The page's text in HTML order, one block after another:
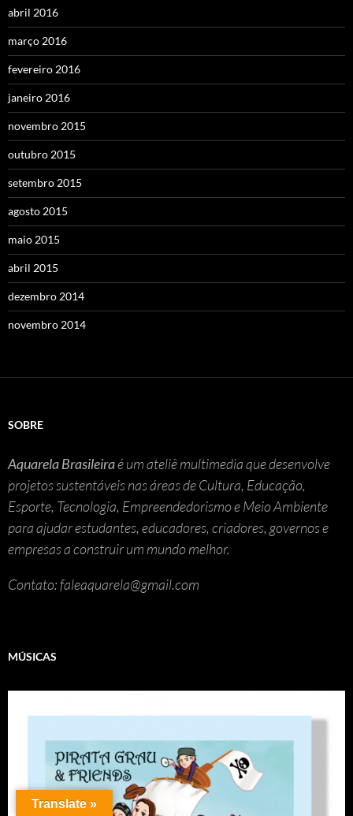
abril 2016
março 2016
fevereiro 2016
janeiro 2016
novembro 2015
outubro 2015
setembro 2015
agosto 2015
maio 2015
abril 2015
dezembro 2014
novembro 2014
SOBRE
Aquarela Brasileiraé um ateliê multimedia que desenvolve
projetos sustentáveis nas áreas de Cultura, Educação,
Esporte, Tecnologia, Empreendedorismo e Meio Ambiente
para ajudar estudantes, educadores, criadores, governos e
empresas a construir um mundo melhor.
Contato: faleaquarela@gmail.com
MÚSICAS
Translate »